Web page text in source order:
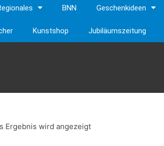
BNN Geschenkideen
Kunstshop Jubiläumszeitung
Ergebnis wird angezeigt